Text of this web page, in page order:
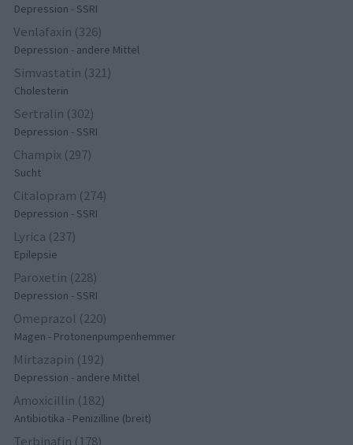
Depression - SSRI
Venlafaxin (326)
Depression - andere Mittel
Simvastatin (321)
Cholesterin
Sertralin (302)
Depression - SSRI
Champix (297)
Sucht
Citalopram (274)
Depression - SSRI
Lyrica (237)
Epilepsie
Paroxetin (228)
Depression - SSRI
Omeprazol (220)
Magen - Protonenpumpenhemmer
Mirtazapin (192)
Depression - andere Mittel
Amoxicillin (182)
Antibiotika - Penizilline (breit)
Terbinafin (178)